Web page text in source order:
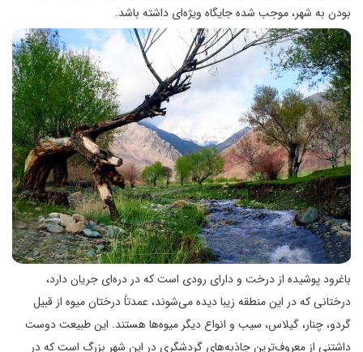
بودن به شهر، موجب شده جایگاه ویژه‌ای داشته باشد.
باغرود پوشیده از درخت و دارای رودی است که در دره‌ای جریان دارد،
درختانی که در این منطقه زیبا دیده می‌شوند، عمدتاً درختان میوه از قبیل
گردو، چنار، گیلاس، سیب و انواع دیگر میوه‌ها هستند. این طبیعت دوست
داشتنی از معروف‌ترین جاذبه‌های گردشگری در این شهر بزرگ است که در